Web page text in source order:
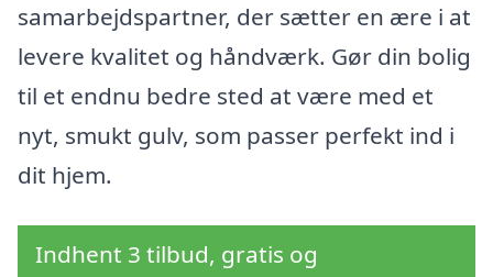
samarbejdspartner, der sætter en ære i at
levere kvalitet og håndværk. Gør din bolig
til et endnu bedre sted at være med et
nyt, smukt gulv, som passer perfekt ind i
dit hjem.
Indhent 3 tilbud, gratis og